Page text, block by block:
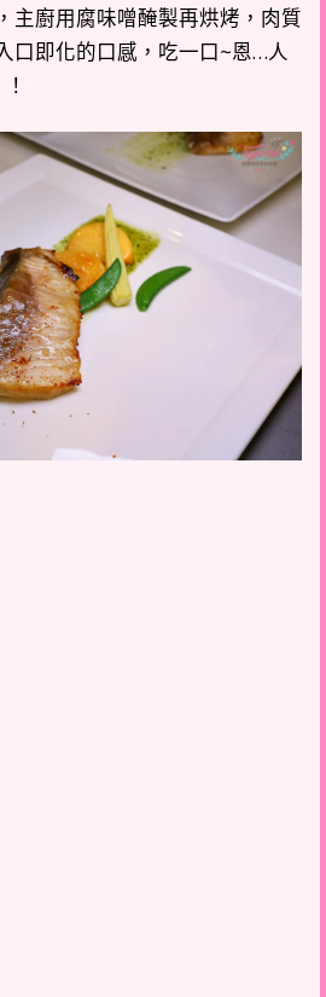
主廚用腐味噌醃製再烘烤，肉質
口即化的口感，吃一口~恩…人